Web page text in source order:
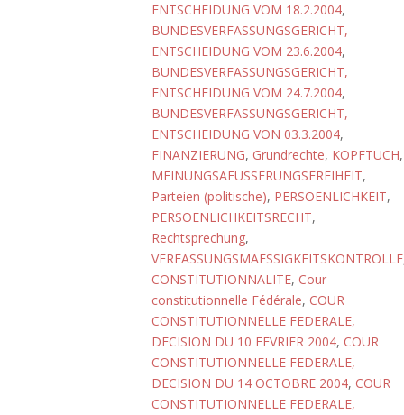
ENTSCHEIDUNG VOM 18.2.2004,
BUNDESVERFASSUNGSGERICHT,
ENTSCHEIDUNG VOM 23.6.2004,
BUNDESVERFASSUNGSGERICHT,
ENTSCHEIDUNG VOM 24.7.2004,
BUNDESVERFASSUNGSGERICHT,
ENTSCHEIDUNG VON 03.3.2004,
FINANZIERUNG, Grundrechte, KOPFTUCH,
MEINUNGSAEUSSERUNGSFREIHEIT,
Parteien (politische), PERSOENLICHKEIT,
PERSOENLICHKEITSRECHT,
Rechtsprechung,
VERFASSUNGSMAESSIGKEITSKONTROLLE
CONSTITUTIONNALITE, Cour
constitutionnelle Fédérale, COUR
CONSTITUTIONNELLE FEDERALE,
DECISION DU 10 FEVRIER 2004, COUR
CONSTITUTIONNELLE FEDERALE,
DECISION DU 14 OCTOBRE 2004, COUR
CONSTITUTIONNELLE FEDERALE,